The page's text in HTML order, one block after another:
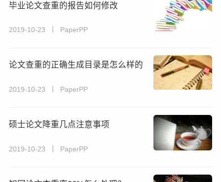
毕业论文查重的报告如何修改
2019-10-23 丨 PaperPP
论文查重的正确生成目录是怎么样的
2019-10-23 丨 PaperPP
硕士论文降重几点注意事项
2019-10-23 丨 PaperPP